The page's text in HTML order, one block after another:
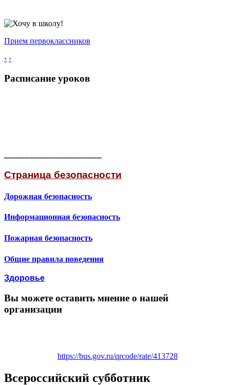
Прием первоклассников
‹ ›
Расписание уроков
Страница безопасности
Дорожная безопасность
Информационная безопасность
Пожарная безопасность
Общие правила поведения
Здоровье
Вы можете оставить мнение о нашей
организации
https://bus.gov.ru/qrcode/rate/413728
Всероссийский субботник